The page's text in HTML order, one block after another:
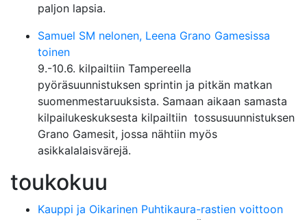
paljon lapsia.
Samuel SM nelonen, Leena Grano Gamesissa
toinen
9.-10.6. kilpailtiin Tampereella
pyöräsuunnistuksen sprintin ja pitkän matkan
suomenmestaruuksista. Samaan aikaan samasta
kilpailukeskuksesta kilpailtiin tossusuunnistuksen
Grano Gamesit, jossa nähtiin myös
asikkalalaisvärejä.
toukokuu
Kauppi ja Oikarinen Puhtikaura-rastien voittoon